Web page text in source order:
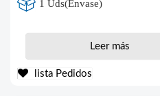
1 Uds(Envase)
Leer más
lista Pedidos